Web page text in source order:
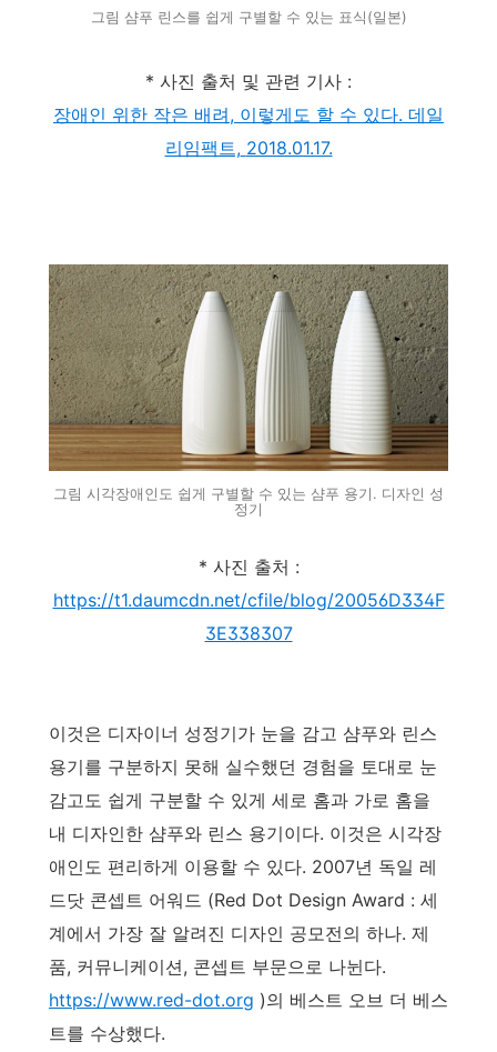
그림 샴푸 린스를 쉽게 구별할 수 있는 표식(일본)
* 사진 출처 및 관련 기사 :
장애인 위한 작은 배려, 이렇게도 할 수 있다. 데일
리임팩트, 2018.01.17.
그림 시각장애인도 쉽게 구별할 수 있는 샴푸 용기. 디자인 성
정기
* 사진 출처 :
https://t1.daumcdn.net/cfile/blog/20056D334F
3E338307
이것은 디자이너 성정기가 눈을 감고 샴푸와 린스
용기를 구분하지 못해 실수했던 경험을 토대로 눈
감고도 쉽게 구분할 수 있게 세로 홈과 가로 홈을
내 디자인한 샴푸와 린스 용기이다. 이것은 시각장
애인도 편리하게 이용할 수 있다. 2007년 독일 레
드닷 콘셉트 어워드 (Red Dot Design Award : 세
계에서 가장 잘 알려진 디자인 공모전의 하나. 제
품, 커뮤니케이션, 콘셉트 부문으로 나뉜다.
https://www.red-dot.org )의 베스트 오브 더 베스
트를 수상했다.